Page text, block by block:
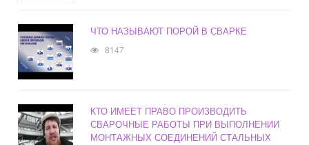
ЧТО НАЗЫВАЮТ ПОРОЙ В СВАРКЕ
8147
КТО ИМЕЕТ ПРАВО ПРОИЗВОДИТЬ
СВАРОЧНЫЕ РАБОТЫ ПРИ ВЫПОЛНЕНИИ
МОНТАЖНЫХ СОЕДИНЕНИЙ СТАЛЬНЫХ